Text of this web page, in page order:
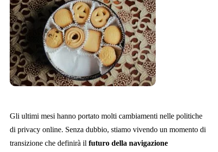
Gli ultimi mesi hanno portato molti cambiamenti nelle politiche
di privacy online. Senza dubbio, stiamo vivendo un momento di
transizione che definirà il futuro della navigazione